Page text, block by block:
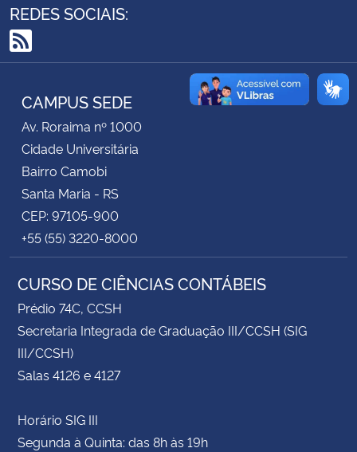
Controladoria-Geral da União
Ministério da Mulher, da Família e dos Direitos Humanos
Secretaria-Geral
Secretaria de Governo
Gabinete de Segurança Institucional
Advocacia-Geral da União
REDES SOCIAIS:
RSS
CAMPUS SEDE
Av. Roraima nº 1000
Cidade Universitária
Bairro Camobi
Santa Maria - RS
CEP: 97105-900
+55 (55) 3220-8000
CURSO DE CIÊNCIAS CONTÁBEIS
Prédio 74C, CCSH
Secretaria Integrada de Graduação III/CCSH (SIG
III/CCSH)
Salas 4126 e 4127
Horário SIG III
Segunda à Quinta: das 8h às 19h